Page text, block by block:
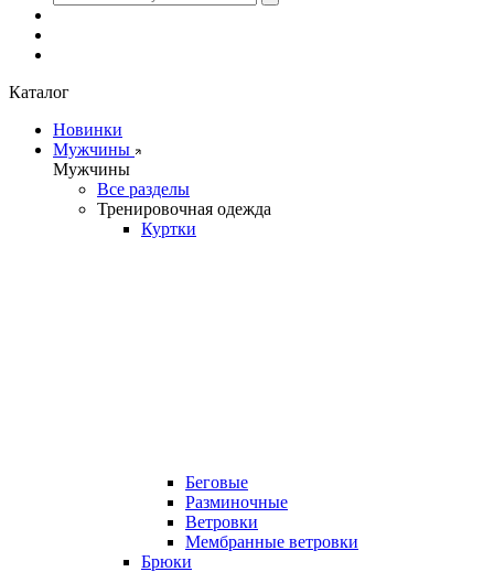
Каталог
Новинки
Мужчины
Мужчины
Все разделы
Тренировочная одежда
Куртки
Беговые
Разминочные
Ветровки
Мембранные ветровки
Брюки